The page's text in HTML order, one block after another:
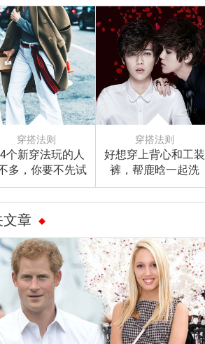
穿搭法则
个新穿法玩的人
多，你要不先试
试呗？
穿搭法则
好想穿上背心和工装
裤，帮鹿晗一起洗
（玩）车（水）！
文章